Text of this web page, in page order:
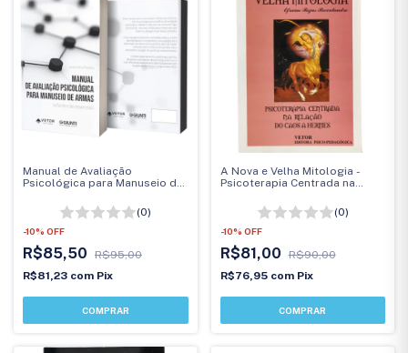
Manual de Avaliação
Psicológica para Manuseio de
(0)
-10% OFF
R$85,50
R$95,00
R$81,23 com Pix
A Nova e Velha Mitologia -
Psicoterapia Centrada na
(0)
-10% OFF
R$81,00
R$90,00
R$76,95 com Pix